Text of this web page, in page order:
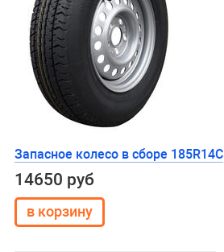
Запасное колесо в сборе 185R14C
14650 руб